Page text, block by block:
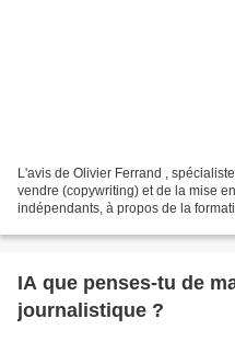
L'avis de Olivier Ferrand ,
vendre (copywriting) et de la mise
indépendants, à propos de la
IA que penses-tu de
journalistique ?